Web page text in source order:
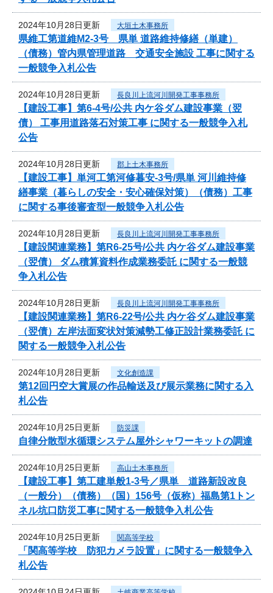
2024年10月28日更新 大垣土木事務所
県維工第道維M2-3号 県単 道路維持修繕（単建）
（債務）管内県管理道路 交通安全施設 工事に関する
一般競争入札公告
2024年10月28日更新 長良川上流河川開発工事事務所
【建設工事】第6-4号/公共 内ケ谷ダム建設事業（翌
債） 工事用道路落石対策工事 に関する一般競争入札
公告
2024年10月28日更新 郡上土木事務所
【建設工事】単河工第河修暮安-3号/県単 河川維持修
繕事業（暮らしの安全・安心確保対策）（債務）工事
に関する事後審査型一般競争入札公告
2024年10月28日更新 長良川上流河川開発工事事務所
【建設関連業務】第R6-25号/公共 内ケ谷ダム建設事業
（翌債） ダム積算資料作成業務委託 に関する一般競
争入札公告
2024年10月28日更新 長良川上流河川開発工事事務所
【建設関連業務】第R6-22号/公共 内ケ谷ダム建設事業
（翌債）左岸法面変状対策減勢工修正設計業務委託 に
関する一般競争入札公告
2024年10月28日更新 文化創造課
第12回円空大賞展の作品輸送及び展示業務に関する入
札公告
2024年10月25日更新 防災課
自律分散型水循環システム屋外シャワーキットの調達
2024年10月25日更新 高山土木事務所
【建設工事】第工建単般1-3号／県単 道路新設改良
（一般分）（債務）（国）156号（仮称）福島第1トン
ネル坑口防災工事に関する一般競争入札公告
2024年10月25日更新 関高等学校
「関高等学校 防犯カメラ設置」に関する一般競争入
札公告